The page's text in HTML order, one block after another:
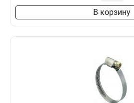
В корзину